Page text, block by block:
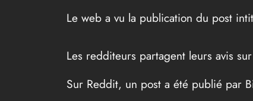
Le web a vu la publication du post
Les redditeurs partagent leurs avis
Sur Reddit, un post a été publié par